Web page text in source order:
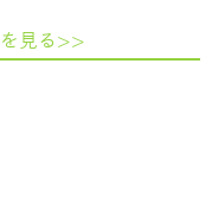
見る>>